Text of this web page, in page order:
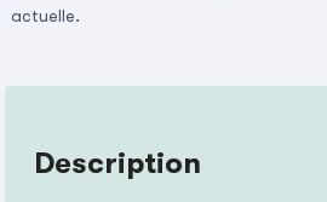
actuelle.
Description